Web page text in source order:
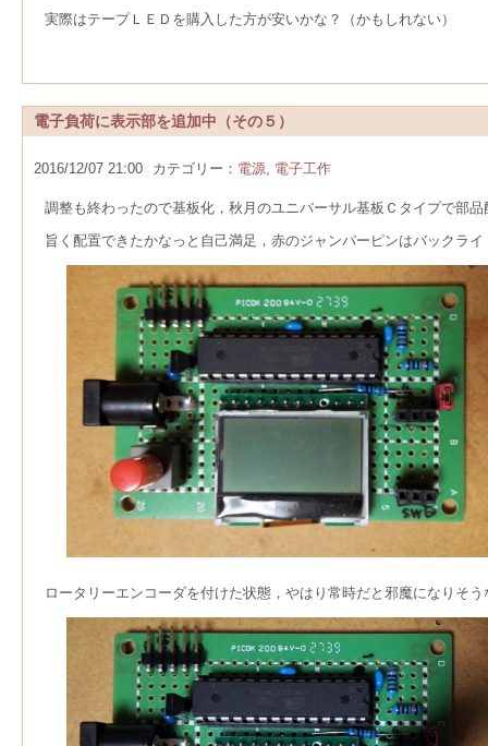
実際はテープＬＥＤを購入した方が安いかな？（かもしれない）
電子負荷に表示部を追加中（その５）
2016/12/07 21:00 カテゴリー： 電源, 電子工作
調整も終わったので基板化，秋月のユニバーサル基板Ｃタイプで部品
旨く配置できたかなっと自己満足，赤のジャンパーピンはバックラ
ロータリーエンコーダを付けた状態，やはり常時だと邪魔になりそ